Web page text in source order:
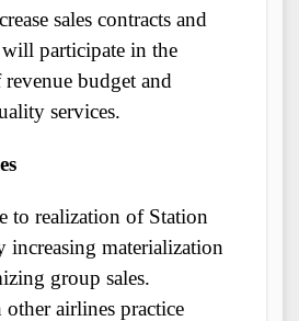
sales contracts and
participate in the
budget and
services.
to realization of Station
increasing materialization
group sales.
airlines practice